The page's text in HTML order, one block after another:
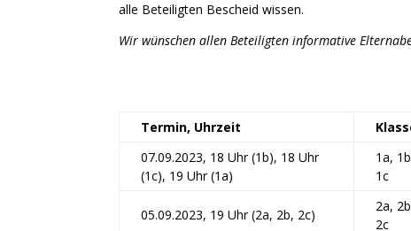
alle Beteiligten Bescheid wissen.
Wir wünschen allen Beteiligten informative
Termin, Uhrzeit
07.09.2023, 18 Uhr (1b), 18 Uhr
(1c), 19 Uhr (1a)
1a,
1c
05.09.2023, 19 Uhr (2a, 2b, 2c)
2a,
2c